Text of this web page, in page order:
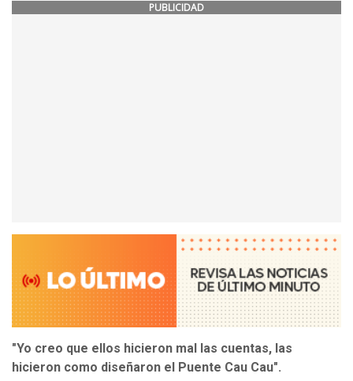
PUBLICIDAD
"Yo creo que ellos hicieron mal las cuentas, las
hicieron como diseñaron el Puente Cau Cau".